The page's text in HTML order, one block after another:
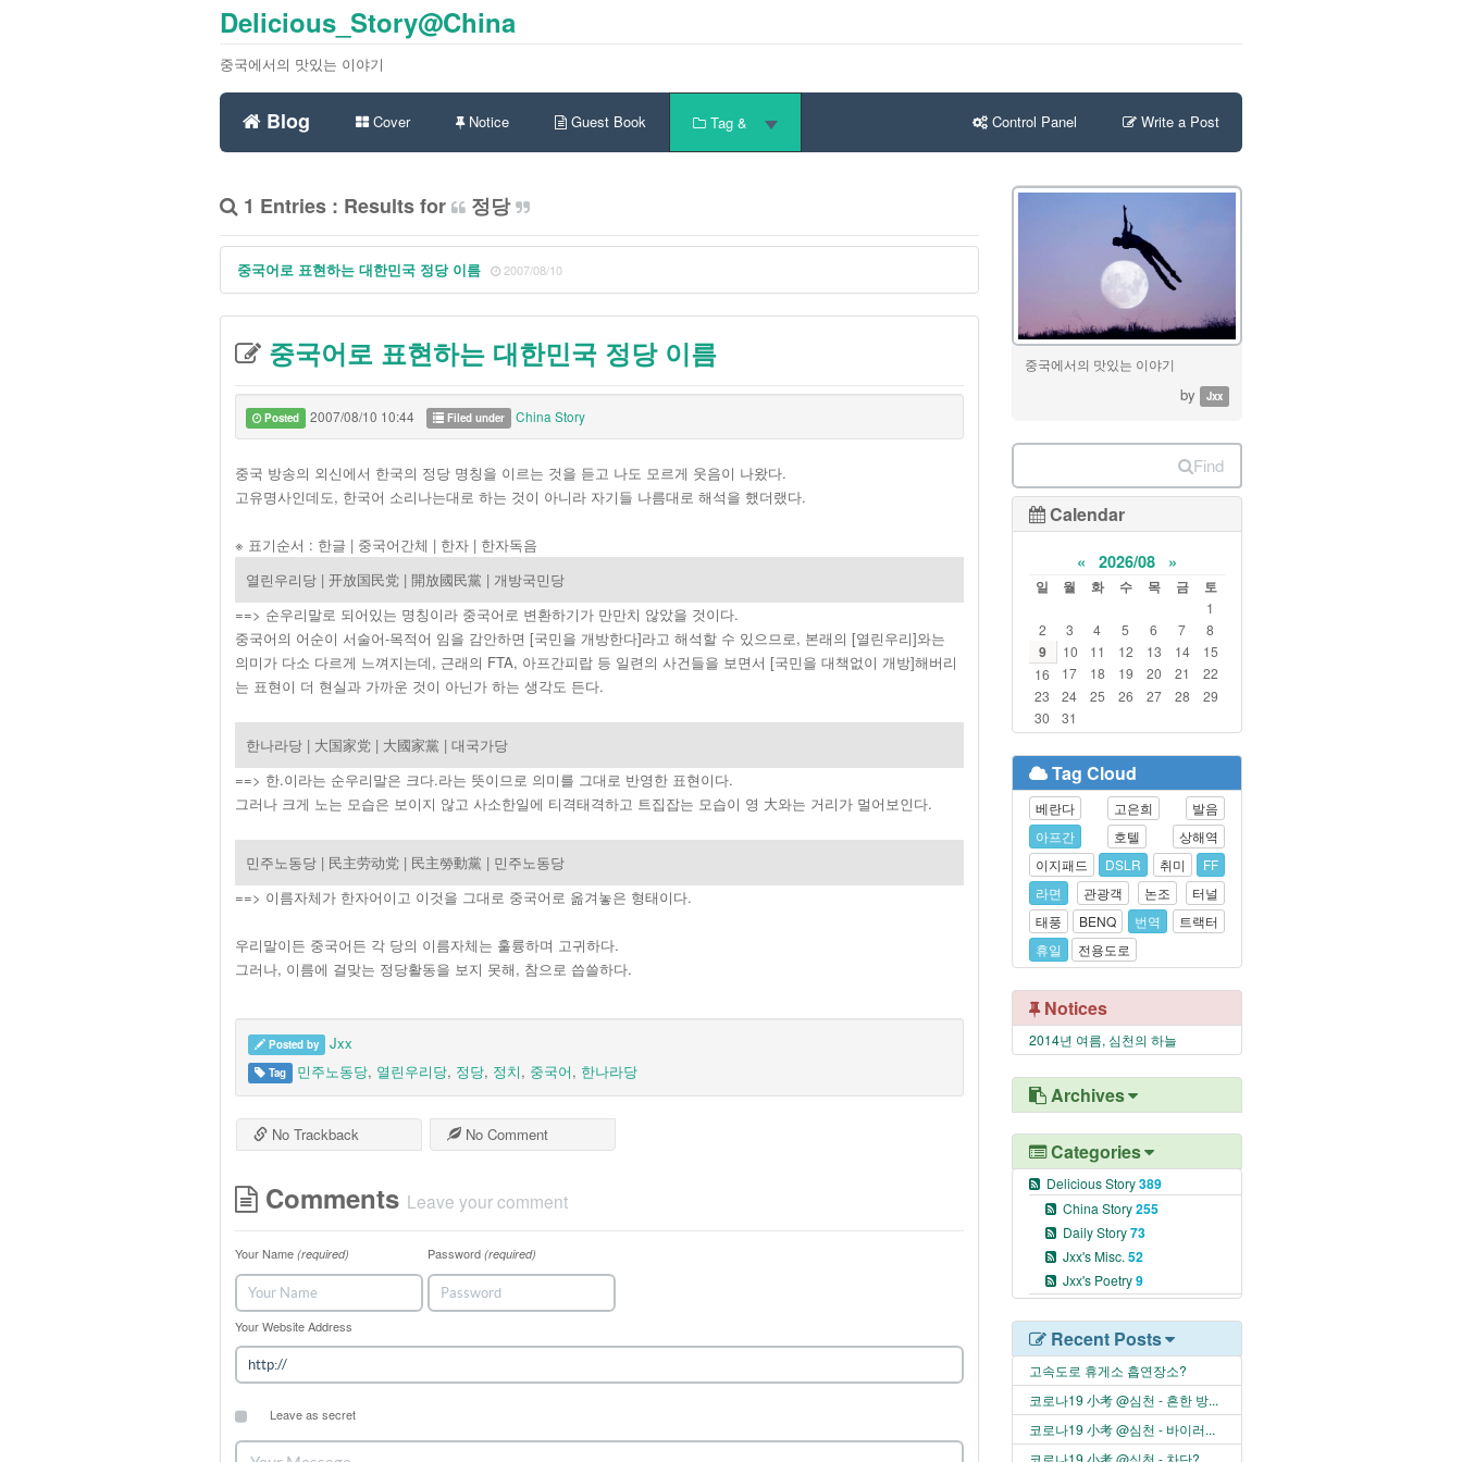
Delicious_Story@China
중국에서의 맛있는 이야기
Blog Cover Notice Guest Book Tag & Control Panel Write a Post
1 Entries : Results for 정당
중국어로 표현하는 대한민국 정당 이름 2007/08/10
중국어로 표현하는 대한민국 정당 이름
Posted 2007/08/10 10:44 Filed under China Story
중국 방송의 외신에서 한국의 정당 명칭을 이르는 것을 듣고 나도 모르게 웃음이 나왔다.
고유명사인데도, 한국어 소리나는대로 하는 것이 아니라 자기들 나름대로 해석을 했더랬다.
※ 표기순서 : 한글 | 중국어간체 | 한자 | 한자독음
열린우리당 | 开放国民党 | 開放國民黨 | 개방국민당
==> 순우리말로 되어있는 명칭이라 중국어로 변환하기가 만만치 않았을 것이다.
중국어의 어순이 서술어-목적어 임을 감안하면 [국민을 개방한다]라고 해석할 수 있으므로, 본래의 [열린우리]와는
의미가 다소 다르게 느껴지는데, 근래의 FTA, 아프간피랍 등 일련의 사건들을 보면서 [국민을 대책없이 개방]해버리
는 표현이 더 현실과 가까운 것이 아닌가 하는 생각도 든다.
한나라당 | 大国家党 | 大國家黨 | 대국가당
==> 한.이라는 순우리말은 크다.라는 뜻이므로 의미를 그대로 반영한 표현이다.
그러나 크게 노는 모습은 보이지 않고 사소한일에 티격태격하고 트집잡는 모습이 영 大와는 거리가 멀어보인다.
민주노동당 | 民主劳动党 | 民主勞動黨 | 민주노동당
==> 이름자체가 한자어이고 이것을 그대로 중국어로 옮겨놓은 형태이다.
우리말이든 중국어든 각 당의 이름자체는 훌륭하며 고귀하다.
그러나, 이름에 걸맞는 정당활동을 보지 못해, 참으로 씁쓸하다.
Posted by Jxx
Tag 민주노동당, 열린우리당, 정당, 정치, 중국어, 한나라당
No Trackback No Comment
Comments Leave your comment
Your Name (required) Password (required)
Your Website Address
Leave as secret
중국에서의 맛있는 이야기
by Jxx
Find
Calendar
« 2026/08 »
일 월 화 수 목 금 토
1
2
3 4 5 6 7 8
9 10 11 12 13 14
15
16
17 18 19 20 21
22
23
24 25 26 27 28
29
30
31
Tag Cloud
베란다 고은희
발음
아프간
호텔
상해역
이지패드
DSLR 취미
FF
라면
관광객 논조
터널
태풍
BENQ 번역
트랙터
휴일
전용도로
Notices
2014년 여름, 심천의 하늘
Archives
Categories
Delicious Story389
China Story255
Daily Story73
Jxx's Misc. 52
Jxx's Poetry9
Recent Posts
고속도로 휴게소 흡연장소?
코로나19 小考 @심천 - 흔한 방...
코로나19 小考 @심천 - 바이러...
코로나19 小考 @심천 - 차단? ...